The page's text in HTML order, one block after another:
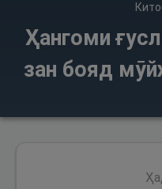
Ҳангоми
зан бояд